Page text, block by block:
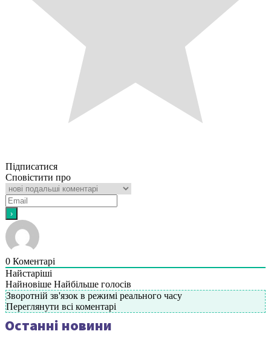
Підписатися
Сповістити про
0 Коментарі
Найстаріші
Найновіше Найбільше голосів
Зворотній зв'язок в режимі реального часу
Переглянути всі коментарі
Останні новини